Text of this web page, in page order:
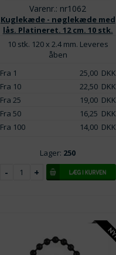
Varenr.: nr1062
Kuglekæde - nøglekæde med
lås. Platineret. 12 cm. 10 stk.
10 stk. 120 x 2.4 mm. Leveres
åben
Fra 1
25,00DKK
Fra 10
22,50DKK
Fra 25
19,00DKK
Fra 50
16,25 DKK
Fra 100
14,00DKK
Lager: 250